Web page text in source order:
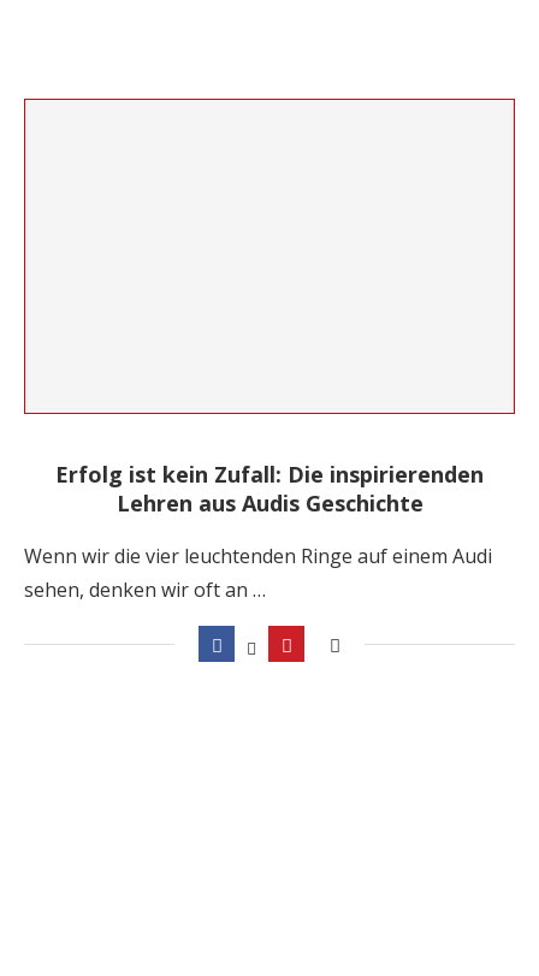
Erfolg ist kein Zufall: Die inspirierenden
Lehren aus Audis Geschichte
Wenn wir die vier leuchtenden Ringe auf einem Audi
sehen, denken wir oft an …